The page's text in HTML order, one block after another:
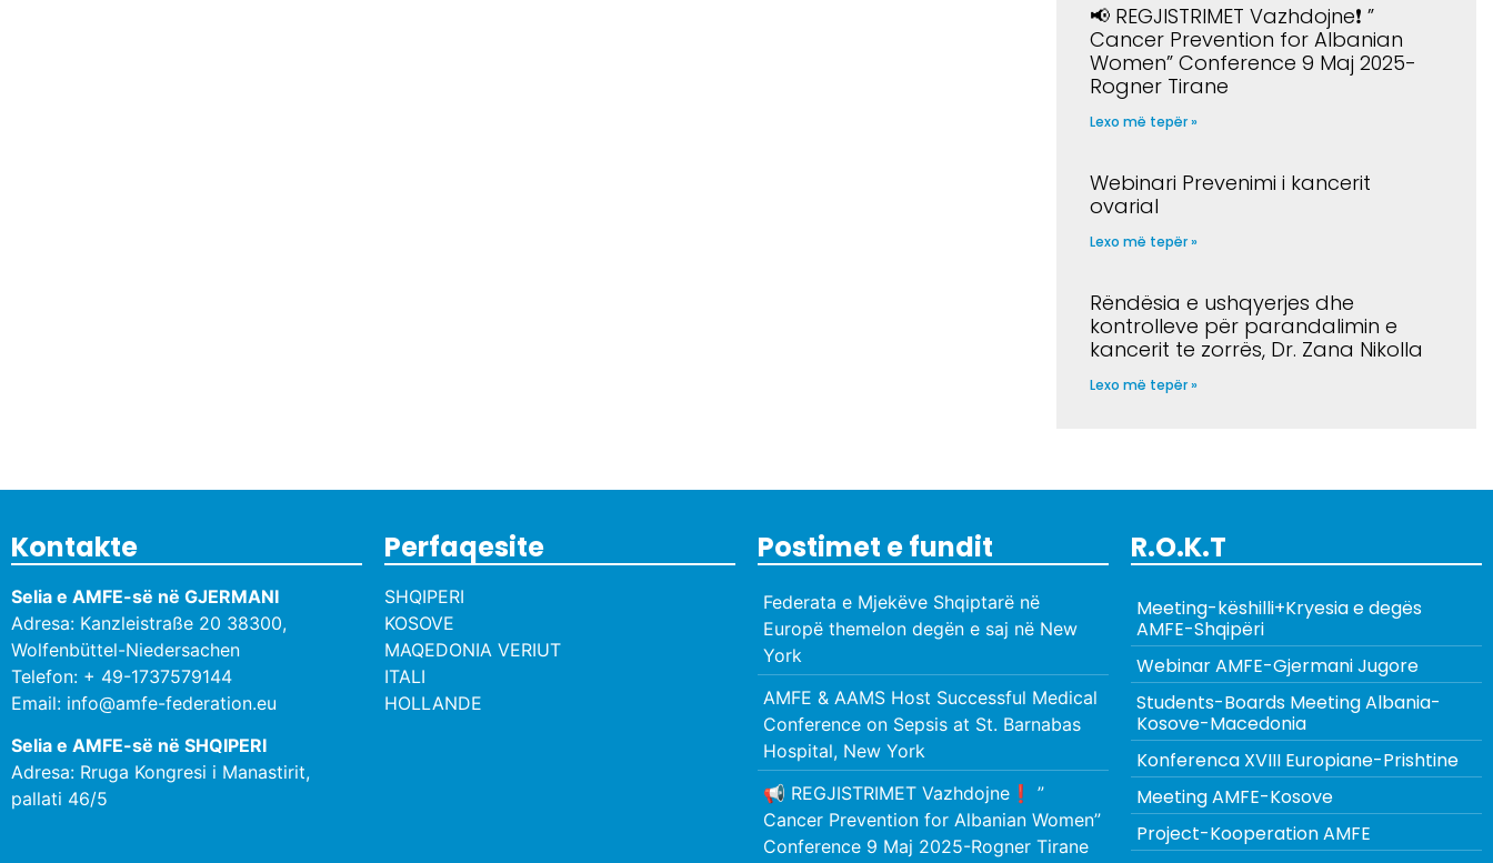
📢 REGJISTRIMET Vazhdojne❗️ ”
Cancer Prevention for Albanian
Women” Conference 9 Maj 2025-
Rogner Tirane
Lexo më tepër »
Webinari Prevenimi i kancerit
ovarial
Lexo më tepër »
Rëndësia e ushqyerjes dhe
kontrolleve për parandalimin e
kancerit te zorrës, Dr. Zana Nikolla
Lexo më tepër »
Kontakte
Selia e AMFE-së në GJERMANI
Adresa: Kanzleistraße 20 38300,
Wolfenbüttel-Niedersachen
Telefon: + 49-1737579144
Email: info@amfe-federation.eu
Selia e AMFE-së në SHQIPERI
Adresa: Rruga Kongresi i Manastirit,
pallati 46/5
Perfaqesite
SHQIPERI
KOSOVE
MAQEDONIA VERIUT
ITALI
HOLLANDE
Postimet e fundit
Federata e Mjekëve Shqiptarë në
Europë themelon degën e saj në New
York
AMFE & AAMS Host Successful Medical
Conference on Sepsis at St. Barnabas
Hospital, New York
📢 REGJISTRIMET Vazhdojne❗️ ”
Cancer Prevention for Albanian Women”
Conference 9 Maj 2025-Rogner Tirane
R.O.K.T
Meeting-këshilli+Kryesia e degës
AMFE-Shqipëri
Webinar AMFE-Gjermani Jugore
Students-Boards Meeting Albania-
Kosove-Macedonia
Konferenca XVIII Europiane-Prishtine
Meeting AMFE-Kosove
Project-Kooperation AMFE